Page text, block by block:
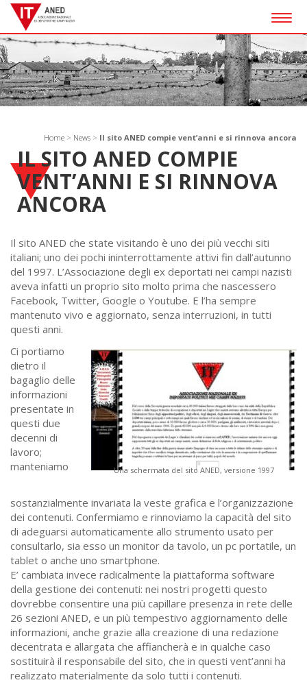
Home > News > Il sito ANED compie vent’anni e si rinnova ancora
IL SITO ANED COMPIE
VENT’ANNI E SI RINNOVA
ANCORA
Il sito ANED che state visitando è uno dei più vecchi siti
italiani; uno dei pochi ininterrottamente attivi fin dall’autunno
del 1997. L’Associazione degli ex deportati nei campi nazisti
aveva infatti un proprio sito molto prima che nascessero
Facebook, Twitter, Google o Youtube. E l’ha sempre
mantenuto vivo e aggiornato, senza interruzioni, in tutti
questi anni.
Una schermata del sito ANED, versione 1997
Ci portiamo
dietro il
bagaglio delle
informazioni
presentate in
questi due
decenni di
lavoro;
manteniamo
sostanzialmente invariata la veste grafica e l’organizzazione
dei contenuti. Confermiamo e rinnoviamo la capacità del sito
di adeguarsi automaticamente allo strumento usato per
consultarlo, sia esso un monitor da tavolo, un pc portatile, un
tablet o anche uno smartphone.
E’ cambiata invece radicalmente la piattaforma software
della gestione dei contenuti: nei nostri progetti questo
dovrebbe consentire una più capillare presenza in rete delle
26 sezioni ANED, e un più tempestivo aggiornamento delle
informazioni, anche grazie alla creazione di una redazione
decentrata e allargata che affiancherà e in qualche caso
sostituirà il responsabile del sito, che in questi vent’anni ha
realizzato materialmente da solo tutti i contenuti.